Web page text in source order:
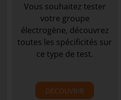
Vous souhaitez tester
votre groupe
électrogène, découvrez
toutes les spécificités sur
ce type de test.
DÉCOUVRIR